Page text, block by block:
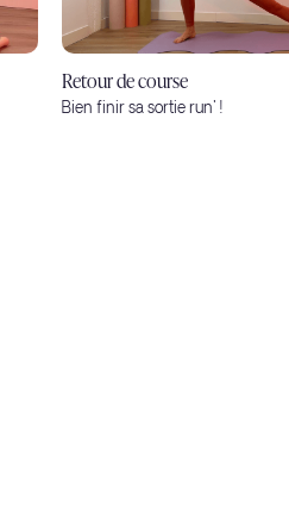
Retour de course
Bien finir sa sortie run' !